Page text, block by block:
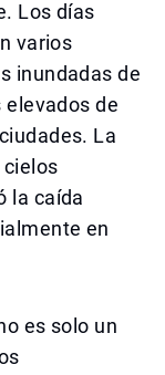
Los días
varios
inundadas de
de
La
la caída
en
es solo un